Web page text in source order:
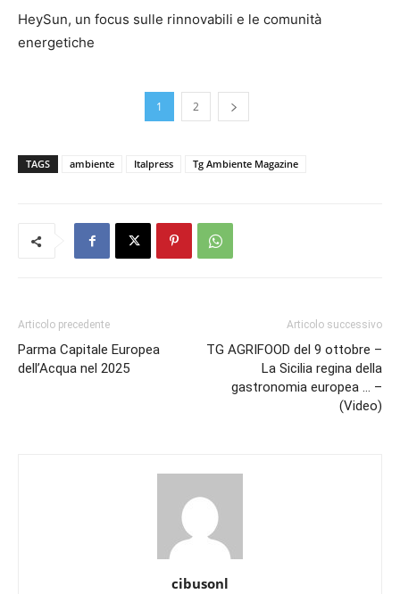
HeySun, un focus sulle rinnovabili e le comunità
energetiche
1 2
TAGS ambiente Italpress Tg Ambiente Magazine
Articolo precedente
Parma Capitale Europea
dell’Acqua nel 2025
Articolo successivo
TG AGRIFOOD del 9 ottobre –
La Sicilia regina della
gastronomia europea … –
(Video)
cibusonl